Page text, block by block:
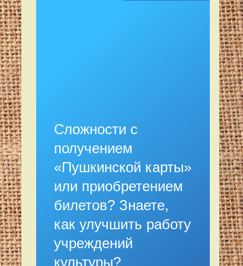
Сложности с
получением
«Пушкинской карты»
или приобретением
билетов? Знаете,
как улучшить работу
учреждений
культуры?